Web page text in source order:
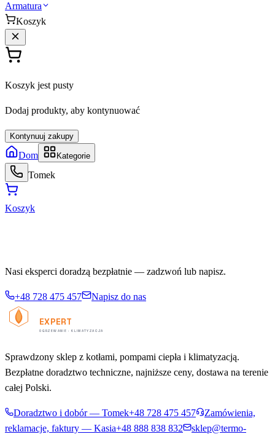
Armatura
Koszyk
Koszyk jest pusty
Dodaj produkty, aby kontynuować
Kontynuuj zakupy
Dom Kategorie
Tomek
Koszyk
Nasi eksperci doradzą bezpłatnie — zadzwoń lub napisz.
+48 728 475 457 Napisz do nas
EXPERT
OGRZEWANIE · KLIMATYZACJA
Sprawdzony sklep z kotłami, pompami ciepła i klimatyzacją.
Bezpłatne doradztwo techniczne, najniższe ceny, dostawa na terenie
całej Polski.
Doradztwo i dobór — Tomek+48 728 475 457
Zamówienia,
reklamacje, faktury — Kasia+48 888 838 832
sklep@termo-